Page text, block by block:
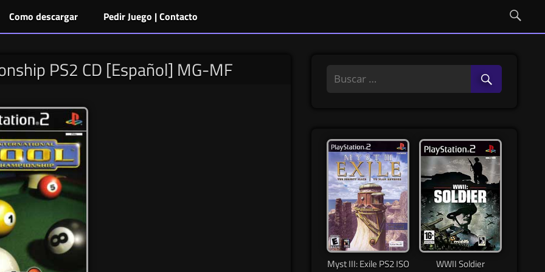
Como descargar Pedir Juego | Contacto
PS2 CD [Español] MG-MF
Myst III: Exile PS2 ISO
WWII Soldier